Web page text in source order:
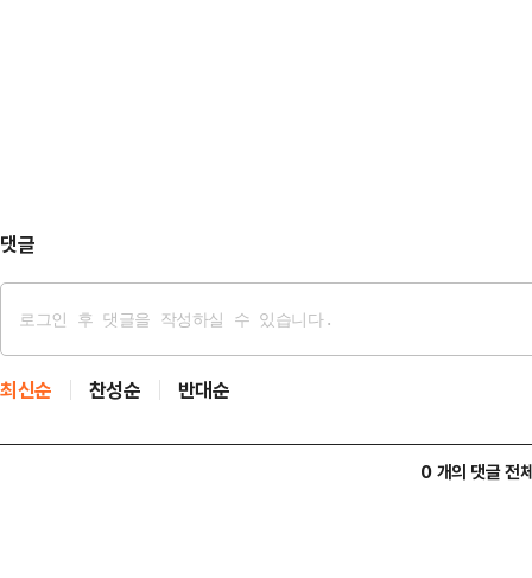
댓글
최신순 찬성순 반대순
0 개의 댓글 전